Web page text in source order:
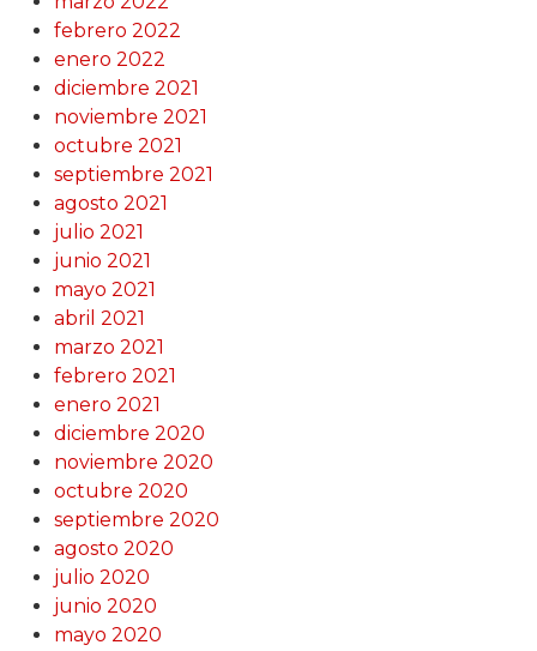
febrero 2022
enero 2022
diciembre 2021
noviembre 2021
octubre 2021
septiembre 2021
agosto 2021
julio 2021
junio 2021
mayo 2021
abril 2021
marzo 2021
febrero 2021
enero 2021
diciembre 2020
noviembre 2020
octubre 2020
septiembre 2020
agosto 2020
julio 2020
junio 2020
mayo 2020